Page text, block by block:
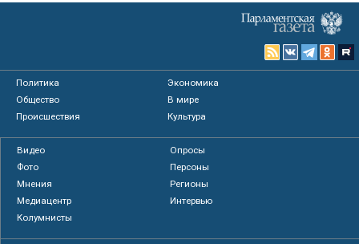
Политика
Экономика
Общество
В мире
Происшествия
Культура
Видео
Опросы
Фото
Персоны
Мнения
Регионы
Медиацентр
Интервью
Колумнисты